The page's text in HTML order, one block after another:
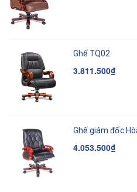
Ghế TQ02
3.811.500₫
Ghế giám đốc
4.053.500₫